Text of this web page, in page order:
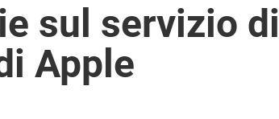
sul servizio di
Apple